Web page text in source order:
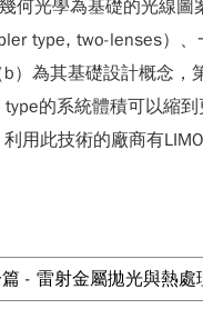
何光學為基礎的光線圖
type, two-lenses）、
）為其基礎設計概念，
的系統體積可以縮
用此技術的廠商有LIMO
- 雷射金屬拋光與熱處